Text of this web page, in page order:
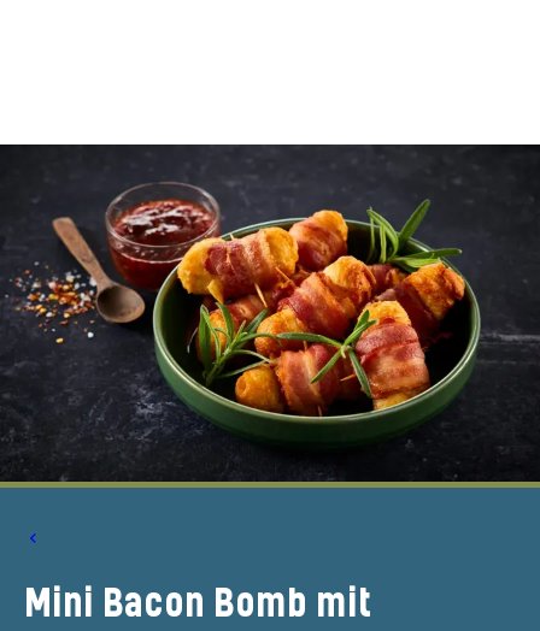
Mini Bacon Bomb mit